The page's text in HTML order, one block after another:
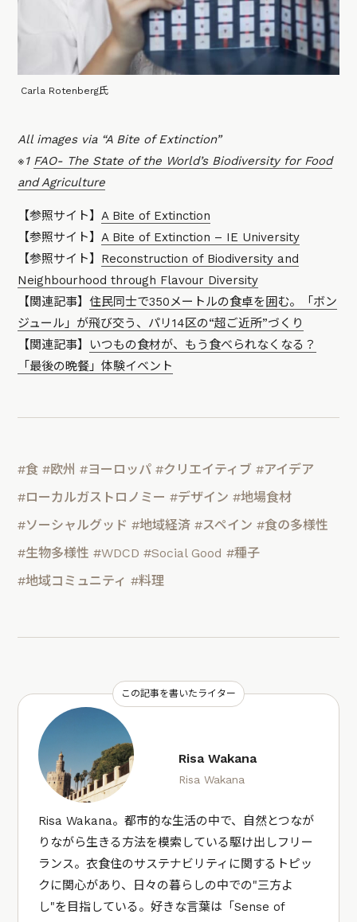
Carla Rotenberg氏
All images via “A Bite of Extinction”
※1 FAO- The State of the World’s Biodiversity for Food
and Agriculture
【参照サイト】 A Bite of Extinction
【参照サイト】 A Bite of Extinction – IE University
【参照サイト】 Reconstruction of Biodiversity and
Neighbourhood through Flavour Diversity
【関連記事】住民同士で350メートルの食卓を囲む。「ボン
ジュール」が飛び交う、パリ14区の“超ご近所”づくり
【関連記事】 いつもの食材が、もう食べられなくなる？
「最後の晩餐」体験イベント
#食 #欧州 #ヨーロッパ #クリエイティブ #アイデア
#ローカルガストロノミー #デザイン #地場食材
#ソーシャルグッド #地域経済 #スペイン #食の多様性
#生物多様性 #WDCD #Social Good #種子
#地域コミュニティ #料理
この記事を書いたライター
Risa Wakana
Risa Wakana
Risa Wakana。都市的な生活の中で、自然とつなが
りながら生きる方法を模索している駆け出しフリー
ランス。衣食住のサステナビリティに関するトピッ
クに関心があり、日々の暮らしの中での"三方よ
し"を目指している。好きな言葉は「Sense of